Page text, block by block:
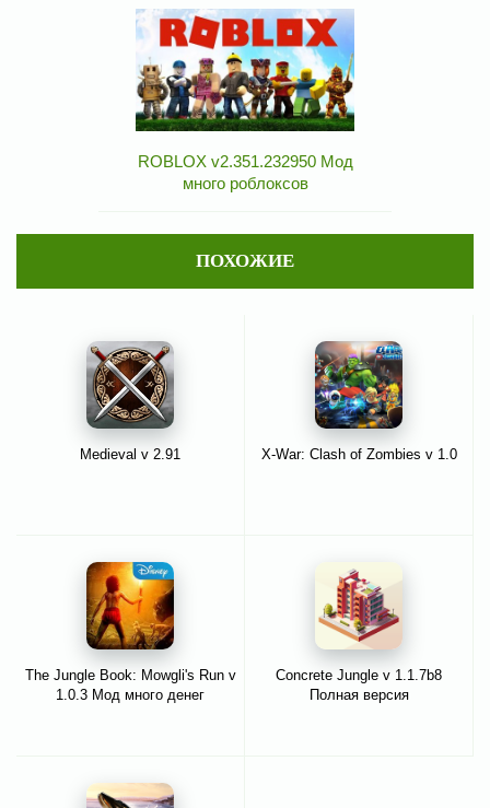
ROBLOX v2.351.232950 Мод
много роблоксов
ПОХОЖИЕ
Medieval v 2.91 X-War: Clash of Zombies v 1.0
The Jungle Book: Mowgli's Run v
1.0.3 Мод много денег
Concrete Jungle v 1.1.7b8
Полная версия